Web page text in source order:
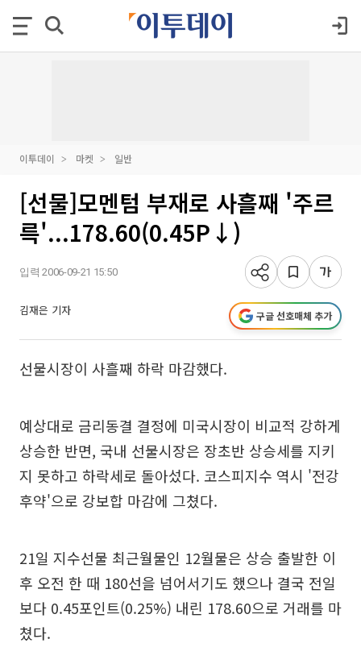
이투데이 마켓 일반
[선물]모멘텀 부재로 사흘째 '주르
륵'...178.60(0.45P↓)
입력 2006-09-21 15:50
김재은 기자 구글 선호매체 추가
선물시장이 사흘째 하락 마감했다.
예상대로 금리동결 결정에 미국시장이 비교적 강하게
상승한 반면, 국내 선물시장은 장초반 상승세를 지키
지 못하고 하락세로 돌아섰다. 코스피지수 역시 '전강
후약'으로 강보합 마감에 그쳤다.
21일 지수선물 최근월물인 12월물은 상승 출발한 이
후 오전 한 때 180선을 넘어서기도 했으나 결국 전일
보다 0.45포인트(0.25%) 내린 178.60으로 거래를 마
쳤다.